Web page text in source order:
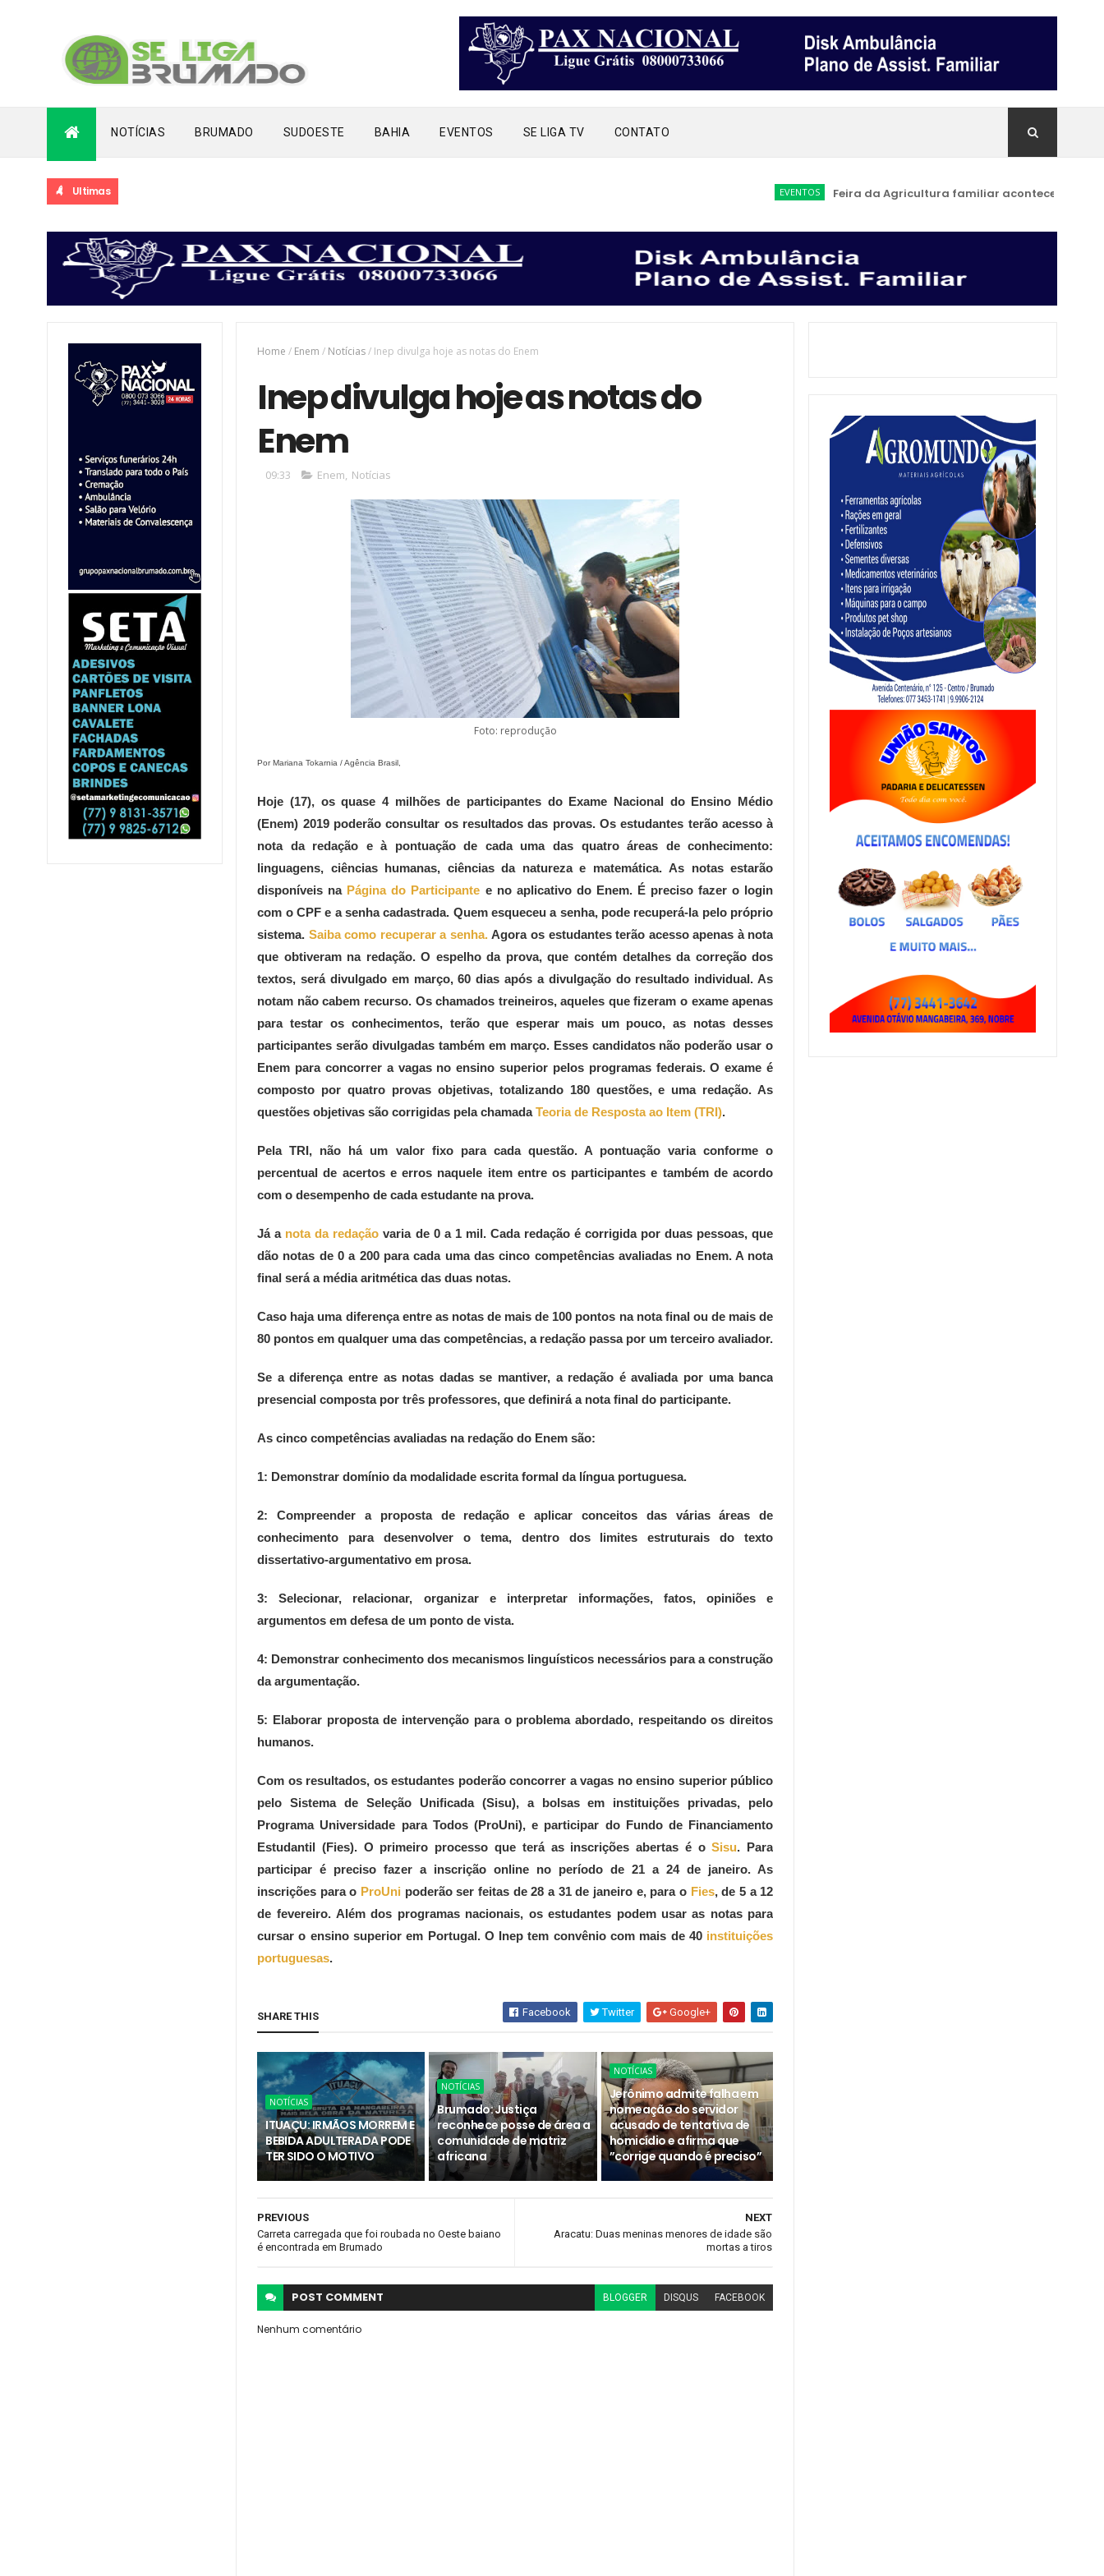
NOTÍCIAS BRUMADO SUDOESTE BAHIA EVENTOS SE LIGA TV CONTATO
Ultimas EVENTOS Feira da Agricultura familiar acontece a partir de
Home / Enem / Notícias/ Inep divulga hoje as notas do Enem
Inep divulga hoje as notas do
Enem
09:33 Enem, Notícias
Foto: reprodução
PorMariana Tokarnia / Agência Brasil,
Hoje (17), os quase 4 milhões de participantes do Exame Nacional do Ensino Médio
(Enem) 2019 poderão consultar os resultados das provas. Os estudantes terão acesso à
nota da redação e à pontuação de cada uma das quatro áreas de conhecimento:
linguagens, ciências humanas, ciências da natureza e matemática. As notas estarão
disponíveis na Página do Participante e no aplicativo do Enem. É preciso fazer o login
com o CPF e a senha cadastrada. Quem esqueceu a senha, pode recuperá-la pelo próprio
sistema. Saiba como recuperar a senha.Agora os estudantes terão acesso apenas à nota
que obtiveram na redação. O espelho da prova, que contém detalhes da correção dos
textos, será divulgado em março, 60 dias após a divulgação do resultado individual. As
notam não cabem recurso. Os chamados treineiros, aqueles que fizeram o exame apenas
para testar os conhecimentos, terão que esperar mais um pouco, as notas desses
participantes serão divulgadas também em março. Esses candidatos não poderão usar o
Enem para concorrer a vagas no ensino superior pelos programas federais. O exame é
composto por quatro provas objetivas, totalizando 180 questões, e uma redação. As
questões objetivas são corrigidas pela chamadaTeoria de Resposta ao Item (TRI).
Pela TRI, não há um valor fixo para cada questão. A pontuação varia conforme o
percentual de acertos e erros naquele item entre os participantes e também de acordo
com o desempenho de cada estudante na prova.
Já a nota da redação varia de 0 a 1 mil. Cada redação é corrigida por duas pessoas, que
dão notas de 0 a 200 para cada uma das cinco competências avaliadas no Enem. A nota
final será a média aritmética das duas notas.
Caso haja uma diferença entre as notas de mais de 100 pontos na nota final ou de mais de
80 pontos em qualquer uma das competências, a redação passa por um terceiro avaliador.
Se a diferença entre as notas dadas se mantiver, a redação é avaliada por uma banca
presencial composta por três professores, que definirá a nota final do participante.
As cinco competências avaliadas na redação do Enem são:
1: Demonstrar domínio da modalidade escrita formal da língua portuguesa.
2: Compreender a proposta de redação e aplicar conceitos das várias áreas de
conhecimento para desenvolver o tema, dentro dos limites estruturais do texto
dissertativo-argumentativo em prosa.
3: Selecionar, relacionar, organizar e interpretar informações, fatos, opiniões e
argumentos em defesa de um ponto de vista.
4: Demonstrar conhecimento dos mecanismos linguísticos necessários para a construção
da argumentação.
5: Elaborar proposta de intervenção para o problema abordado, respeitando os direitos
humanos.
Com os resultados, os estudantes poderão concorrer a vagas no ensino superior público
pelo Sistema de Seleção Unificada (Sisu), a bolsas em instituições privadas, pelo
Programa Universidade para Todos (ProUni), e participar do Fundo de Financiamento
Estudantil (Fies). O primeiro processo que terá as inscrições abertas é oSisu. Para
participar é preciso fazer a inscrição online no período de 21 a 24 de janeiro. As
inscrições para o ProUni poderão ser feitas de 28 a 31 de janeiro e, para oFies, de 5 a 12
de fevereiro. Além dos programas nacionais, os estudantes podem usar as notas para
cursar o ensino superior em Portugal. O Inep tem convênio com mais de 40 instituições
portuguesas.
SHARE THIS Facebook Twitter Google+
NOTÍCIAS
ITUAÇU: IRMÃOS MORREM E
BEBIDA ADULTERADA PODE
TER SIDO O MOTIVO
NOTÍCIAS
Brumado: Justiça
reconhece posse de área a
comunidade de matriz
africana
NOTÍCIAS
Jerônimo admite falha em
nomeação do servidor
acusado de tentativa de
homicídio e afirma que
”corrige quando é preciso”
NEXT
Aracatu: Duas meninas menores de idade são
mortas a tiros
PREVIOUS
Carreta carregada que foi roubada no Oeste baiano
é encontrada em Brumado
POST COMMENT BLOGGER DISQUS FACEBOOK
Nenhum comentário